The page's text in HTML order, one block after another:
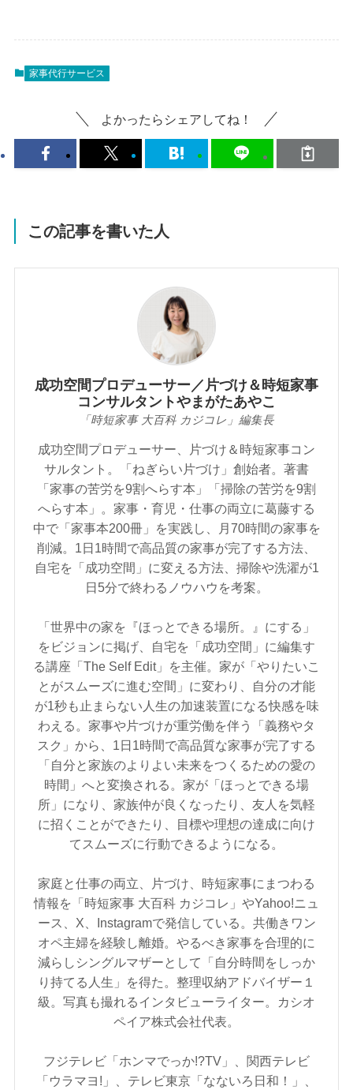
家事代行サービス
よかったらシェアしてね！
この記事を書いた人
成功空間プロデューサー／片づけ＆時短家事
コンサルタントやまがたあやこ
「時短家事 大百科 カジコレ」編集長
成功空間プロデューサー、片づけ＆時短家事コン
サルタント。「ねぎらい片づけ」創始者。著書
「家事の苦労を9割へらす本」「掃除の苦労を9割
へらす本」。家事・育児・仕事の両立に葛藤する
中で「家事本200冊」を実践し、月70時間の家事を
削減。1日1時間で高品質の家事が完了する方法、
自宅を「成功空間」に変える方法、掃除や洗濯が1
日5分で終わるノウハウを考案。
「世界中の家を『ほっとできる場所。』にする」
をビジョンに掲げ、自宅を「成功空間」に編集す
る講座「The Self Edit」を主催。家が「やりたいこ
とがスムーズに進む空間」に変わり、自分の才能
が1秒も止まらない人生の加速装置になる快感を味
わえる。家事や片づけが重労働を伴う「義務やタ
スク」から、1日1時間で高品質な家事が完了する
「自分と家族のよりよい未来をつくるための愛の
時間」へと変換される。家が「ほっとできる場
所」になり、家族仲が良くなったり、友人を気軽
に招くことができたり、目標や理想の達成に向け
てスムーズに行動できるようになる。
家庭と仕事の両立、片づけ、時短家事にまつわる
情報を「時短家事 大百科 カジコレ」やYahoo!ニュ
ース、X、Instagramで発信している。共働きワン
オペ主婦を経験し離婚。やるべき家事を合理的に
減らしシングルマザーとして「自分時間をしっか
り持てる人生」を得た。整理収納アドバイザー１
級。写真も撮れるインタビューライター。カシオ
ペイア株式会社代表。
フジテレビ「ホンマでっか!?TV」、関西テレビ
「ウラマヨ!」、テレビ東京「なないろ日和！」、